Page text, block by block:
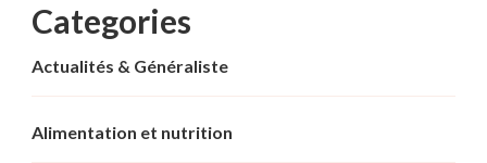
Categories
Actualités & Généraliste
Alimentation et nutrition